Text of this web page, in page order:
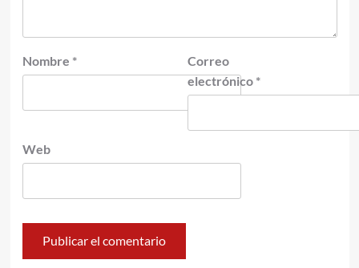
Nombre *
Correo
electrónico *
Web